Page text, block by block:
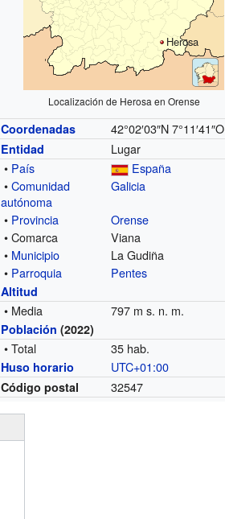
Herosa
Localización de Herosa en Orense
Coordenadas 42°02′03″N 7°11′41″O
Entidad
Lugar
• País
España
•Comunidad
autónoma
Galicia
• Provincia
Orense
• Comarca
Viana
• Municipio
La Gudiña
• Parroquia Pentes
Altitud
• Media 797 m s. n. m.
Población (2022)
• Total 35 hab.
Huso horario UTC+01:00
Código postal 32547